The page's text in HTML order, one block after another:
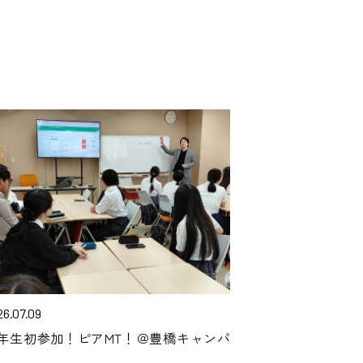
生初参加！ピアMT！＠豊橋キャンパ